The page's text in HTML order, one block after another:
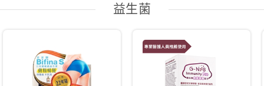
益生菌